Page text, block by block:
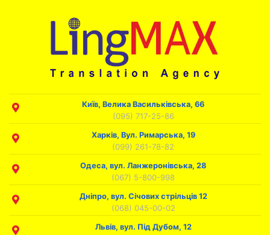
Київ, Велика Васильківська, 66
(095) 717-25-86
Харків, Вул. Римарська, 19
(099) 261-78-82
Одеса, вул. Ланжеронівська, 28
(067) 5-800-998
Дніпро, вул. Січових стрільців 12
(068) 045-00-02
Львів, вул. Під Дубом, 12